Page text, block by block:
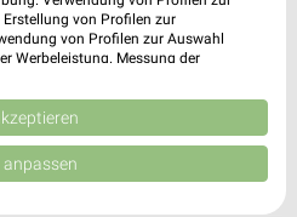
laden
App für iOS
Store erhältlich
von Profilen zur
von Profilen zur Auswahl
Werbeleistung. Messung der
Quellen. Entwicklung und
reduzierter Daten zur Auswahl
Union weitergegeben und in die
anpassen